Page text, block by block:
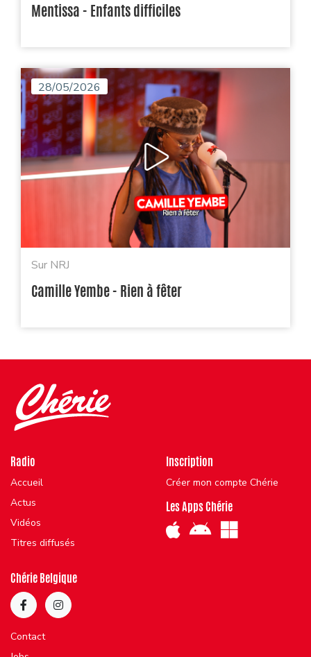
Mentissa - Enfants difficiles
28/05/2026
Sur NRJ
Camille Yembe - Rien à fêter
Radio
Accueil
Actus
Vidéos
Titres diffusés
Inscription
Créer mon compte Chérie
Les Apps Chérie
Chérie Belgique
Contact